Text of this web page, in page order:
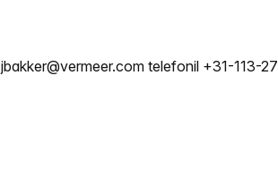
jbakker@vermeer.com telefonil +31-113-